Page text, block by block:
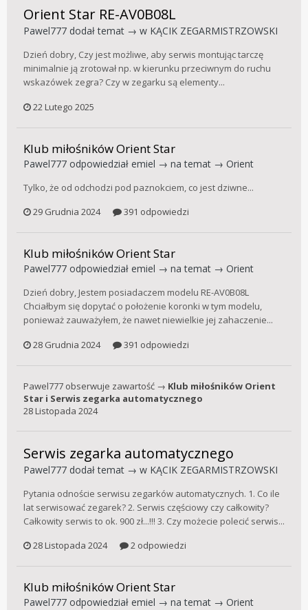
Orient Star RE-AV0B08L
Pawel777 dodał temat → w KĄCIK ZEGARMISTRZOWSKI
Dzień dobry, Czy jest możliwe, aby serwis montując tarczę
minimalnie ją zrotował np. w kierunku przeciwnym do ruchu
wskazówek zegra? Czy w zegarku są elementy...
22 Lutego 2025
Klub miłośników Orient Star
Pawel777 odpowiedział emiel → na temat → Orient
Tylko, że od odchodzi pod paznokciem, co jest dziwne...
29 Grudnia 2024
391 odpowiedzi
Klub miłośników Orient Star
Pawel777 odpowiedział emiel → na temat → Orient
Dzień dobry, Jestem posiadaczem modelu RE-AV0B08L
Chciałbym się dopytać o położenie koronki w tym modelu,
ponieważ zauważyłem, że nawet niewielkie jej zahaczenie...
28 Grudnia 2024
391 odpowiedzi
Pawel777 obserwuje zawartość → Klub miłośników Orient
Star i Serwis zegarka automatycznego
28 Listopada 2024
Serwis zegarka automatycznego
Pawel777 dodał temat → w KĄCIK ZEGARMISTRZOWSKI
Pytania odnoście serwisu zegarków automatycznych. 1. Co ile
lat serwisować zegarek? 2. Serwis częściowy czy całkowity?
Całkowity serwis to ok. 900 zł...!!! 3. Czy możecie polecić serwis...
28 Listopada 2024
2 odpowiedzi
Klub miłośników Orient Star
Pawel777 odpowiedział emiel → na temat → Orient